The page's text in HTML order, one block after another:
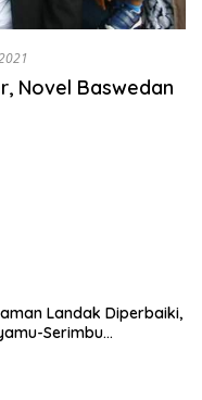
Novel Baswedan
Landak Diperbaiki,
Serimbu